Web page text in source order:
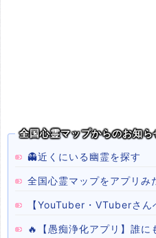
全国心霊マップからのお知ら
👻近くにいる幽霊を探す
全国心霊マップをアプリみ
【YouTuber・VTuberさ
🔥【愚痴浄化アプリ】誰に